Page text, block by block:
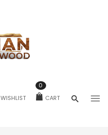
WISHLIST CART
0